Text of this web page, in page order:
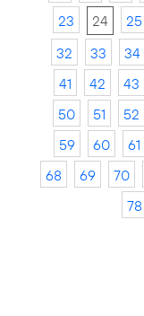
23
24 25
32
33 34
41
42 43
50
51 52
59
60 61
68
69 70
78